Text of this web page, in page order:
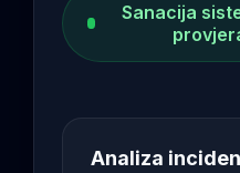
Sanacija
Analiza